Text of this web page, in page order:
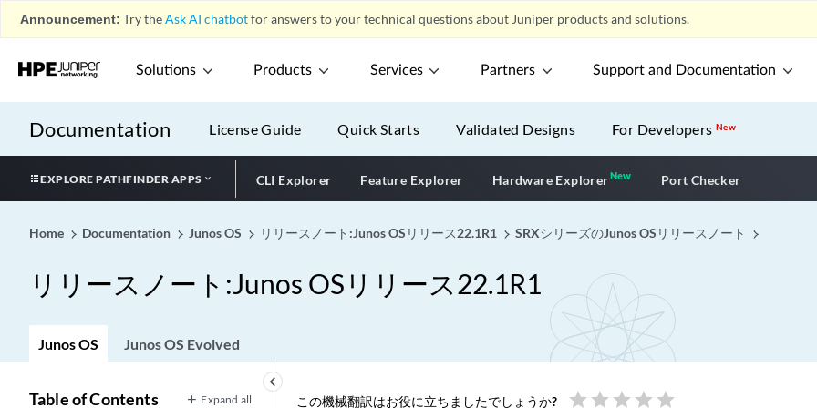
Announcement: Try theAsk AI chatbotfor answers to your technical questions about Juniper products and solutions.
Solutions Products Services Partners Support and Documentation
Documentation License Guide Quick Starts Validated Designs For DevelopersNew
EXPLORE PATHFINDER APPS CLI Explorer Feature Explorer Hardware ExplorerNewNew application
Port Checker
Home Documentation Junos OS リリースノート:Junos OSリリース22.1R1 SRXシリーズのJunos OSリリースノート
リリースノート:Junos OSリリース22.1R1
Junos OS Junos OS Evolved
keyboard_arrow_left
Table of Contents Expand all この機械翻訳はお役に立ちましたでしょうか? star star star star star